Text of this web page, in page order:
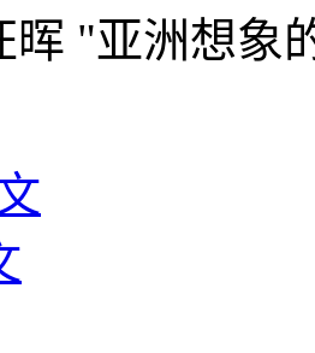
晖 "亚洲想象